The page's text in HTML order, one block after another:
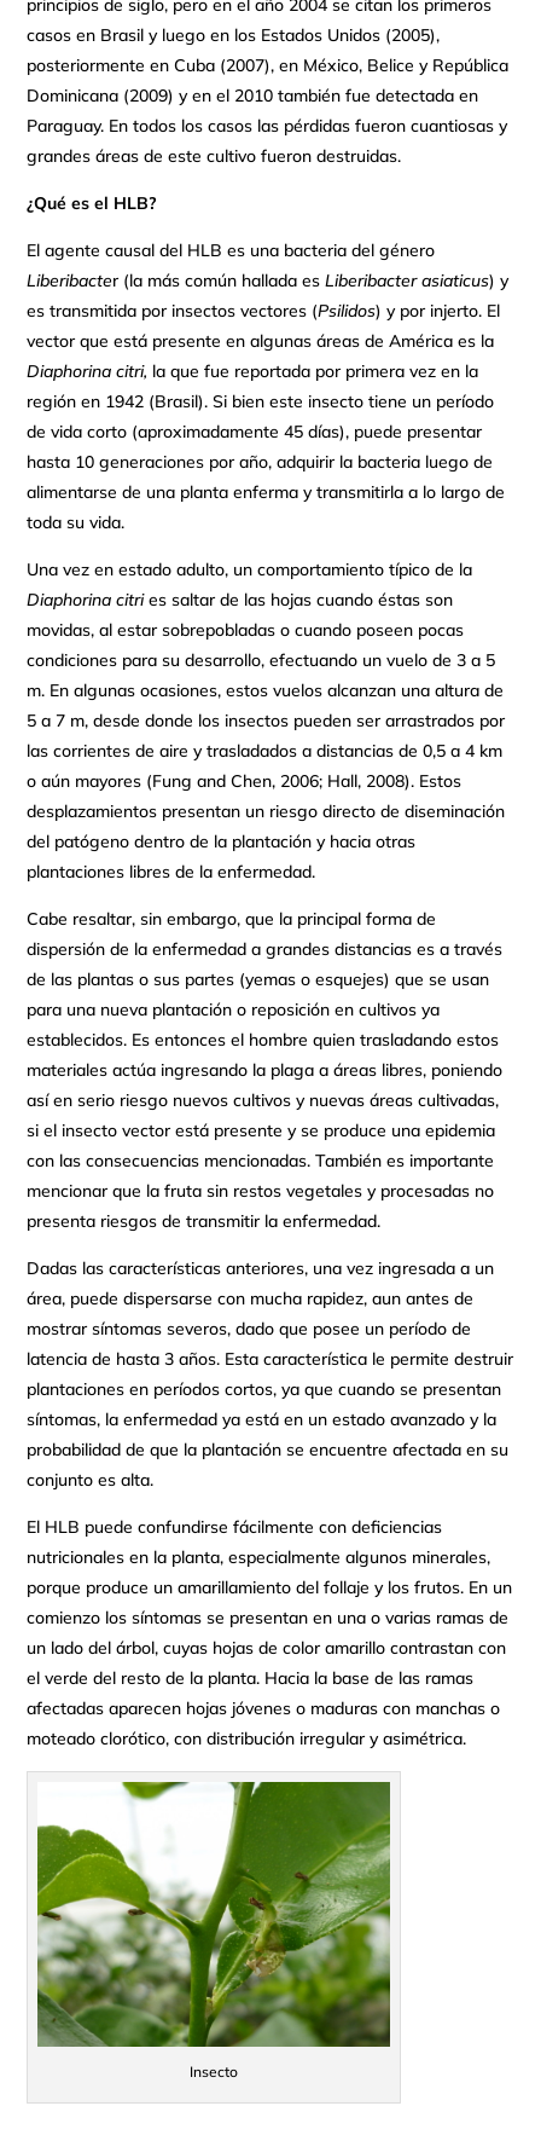
principios de siglo, pero en el año 2004 se citan los primeros
casos en Brasil y luego en los Estados Unidos (2005),
posteriormente en Cuba (2007), en México, Belice y República
Dominicana (2009) y en el 2010 también fue detectada en
Paraguay. En todos los casos las pérdidas fueron cuantiosas y
grandes áreas de este cultivo fueron destruidas.
¿Qué es el HLB?
El agente causal del HLB es una bacteria del género
Liberibacter (la más común hallada esLiberibacter asiaticus) y
es transmitida por insectos vectores (Psilidos) y por injerto. El
vector que está presente en algunas áreas de América es la
Diaphorina citri, la que fue reportada por primera vez en la
región en 1942 (Brasil). Si bien este insecto tiene un período
de vida corto (aproximadamente 45 días), puede presentar
hasta 10 generaciones por año, adquirir la bacteria luego de
alimentarse de una planta enferma y transmitirla a lo largo de
toda su vida.
Una vez en estado adulto, un comportamiento típico de la
Diaphorina citries saltar de las hojas cuando éstas son
movidas, al estar sobrepobladas o cuando poseen pocas
condiciones para su desarrollo, efectuando un vuelo de 3 a 5
m. En algunas ocasiones, estos vuelos alcanzan una altura de
5 a 7 m, desde donde los insectos pueden ser arrastrados por
las corrientes de aire y trasladados a distancias de 0,5 a 4 km
o aún mayores (Fung and Chen, 2006; Hall, 2008). Estos
desplazamientos presentan un riesgo directo de diseminación
del patógeno dentro de la plantación y hacia otras
plantaciones libres de la enfermedad.
Cabe resaltar, sin embargo, que la principal forma de
dispersión de la enfermedad a grandes distancias es a través
de las plantas o sus partes (yemas o esquejes) que se usan
para una nueva plantación o reposición en cultivos ya
establecidos. Es entonces el hombre quien trasladando estos
materiales actúa ingresando la plaga a áreas libres, poniendo
así en serio riesgo nuevos cultivos y nuevas áreas cultivadas,
si el insecto vector está presente y se produce una epidemia
con las consecuencias mencionadas. También es importante
mencionar que la fruta sin restos vegetales y procesadas no
presenta riesgos de transmitir la enfermedad.
Dadas las características anteriores, una vez ingresada a un
área, puede dispersarse con mucha rapidez, aun antes de
mostrar síntomas severos, dado que posee un período de
latencia de hasta 3 años. Esta característica le permite destruir
plantaciones en períodos cortos, ya que cuando se presentan
síntomas, la enfermedad ya está en un estado avanzado y la
probabilidad de que la plantación se encuentre afectada en su
conjunto es alta.
El HLB puede confundirse fácilmente con deficiencias
nutricionales en la planta, especialmente algunos minerales,
porque produce un amarillamiento del follaje y los frutos. En un
comienzo los síntomas se presentan en una o varias ramas de
un lado del árbol, cuyas hojas de color amarillo contrastan con
el verde del resto de la planta. Hacia la base de las ramas
afectadas aparecen hojas jóvenes o maduras con manchas o
moteado clorótico, con distribución irregular y asimétrica.
Insecto